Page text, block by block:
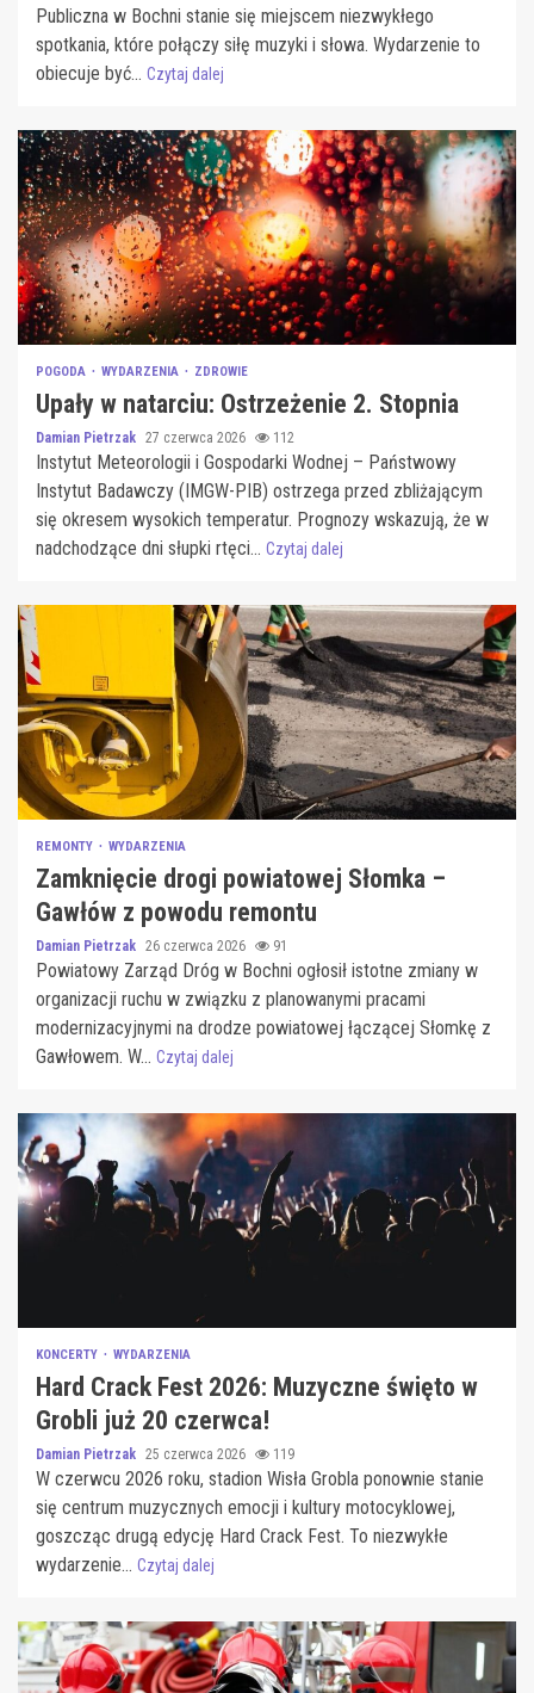
Publiczna w Bochni stanie się miejscem niezwykłego
spotkania, które połączy siłę muzyki i słowa. Wydarzenie to
obiecuje być... Czytaj dalej
POGODA WYDARZENIA ZDROWIE
Upały w natarciu: Ostrzeżenie 2. Stopnia
Damian Pietrzak 27 czerwca 2026 112
Instytut Meteorologii i Gospodarki Wodnej – Państwowy
Instytut Badawczy (IMGW-PIB) ostrzega przed zbliżającym
się okresem wysokich temperatur. Prognozy wskazują, że w
nadchodzące dni słupki rtęci... Czytaj dalej
REMONTY WYDARZENIA
Zamknięcie drogi powiatowej Słomka –
Gawłów z powodu remontu
Damian Pietrzak 26 czerwca 2026 91
Powiatowy Zarząd Dróg w Bochni ogłosił istotne zmiany w
organizacji ruchu w związku z planowanymi pracami
modernizacyjnymi na drodze powiatowej łączącej Słomkę z
Gawłowem. W... Czytaj dalej
KONCERTY WYDARZENIA
Hard Crack Fest 2026: Muzyczne święto w
Grobli już 20 czerwca!
Damian Pietrzak 25 czerwca 2026 119
W czerwcu 2026 roku, stadion Wisła Grobla ponownie stanie
się centrum muzycznych emocji i kultury motocyklowej,
goszcząc drugą edycję Hard Crack Fest. To niezwykłe
wydarzenie... Czytaj dalej